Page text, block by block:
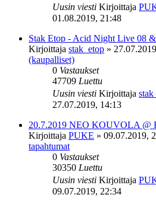
Uusin viesti Kirjoittaja
01.08.2019, 21:48
Stak Etop - Acid Night Live 08
Kirjoittaja stak_etop »
(kaupalliset)
0 Vastaukset
47709 Luettu
Uusin viesti Kirjoittaja
27.07.2019, 14:13
20.7.2019 NEO KOUVOLA @
Kirjoittaja PUKE » 09.07.2019,
tapahtumat
0 Vastaukset
30350 Luettu
Uusin viesti Kirjoittaja
09.07.2019, 22:34